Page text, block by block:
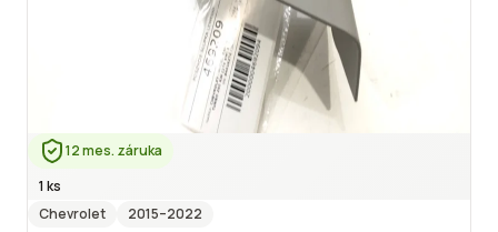
12 mes. záruka
1 ks
Chevrolet
2015–2022